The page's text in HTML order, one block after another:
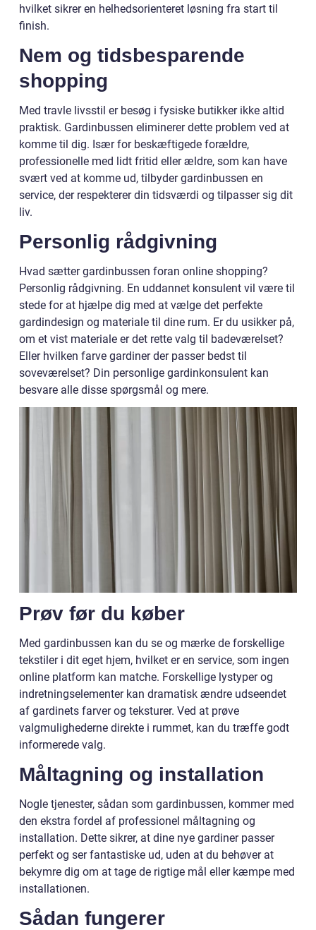
hvilket sikrer en helhedsorienteret løsning fra start til
finish.
Nem og tidsbesparende
shopping
Med travle livsstil er besøg i fysiske butikker ikke altid
praktisk. Gardinbussen eliminerer dette problem ved at
komme til dig. Især for beskæftigede forældre,
professionelle med lidt fritid eller ældre, som kan have
svært ved at komme ud, tilbyder gardinbussen en
service, der respekterer din tidsværdi og tilpasser sig dit
liv.
Personlig rådgivning
Hvad sætter gardinbussen foran online shopping?
Personlig rådgivning. En uddannet konsulent vil være til
stede for at hjælpe dig med at vælge det perfekte
gardindesign og materiale til dine rum. Er du usikker på,
om et vist materiale er det rette valg til badeværelset?
Eller hvilken farve gardiner der passer bedst til
soveværelset? Din personlige gardinkonsulent kan
besvare alle disse spørgsmål og mere.
Prøv før du køber
Med gardinbussen kan du se og mærke de forskellige
tekstiler i dit eget hjem, hvilket er en service, som ingen
online platform kan matche. Forskellige lystyper og
indretningselementer kan dramatisk ændre udseendet
af gardinets farver og teksturer. Ved at prøve
valgmulighederne direkte i rummet, kan du træffe godt
informerede valg.
Måltagning og installation
Nogle tjenester, sådan som gardinbussen, kommer med
den ekstra fordel af professionel måltagning og
installation. Dette sikrer, at dine nye gardiner passer
perfekt og ser fantastiske ud, uden at du behøver at
bekymre dig om at tage de rigtige mål eller kæmpe med
installationen.
Sådan fungerer